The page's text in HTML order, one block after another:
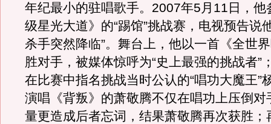
年纪最小的驻唱歌手。2007年5月11日，他
级星光大道》的“踢馆”挑战赛，电视预告说
杀手突然降临”。舞台上，他以一首《全世
胜对手，被媒体惊呼为“史上最强的挑战者”
在比赛中指名挑战当时公认的“唱功大魔王”
演唱《背叛》的萧敬腾不仅在唱功上压倒对
量更造成后者忘词，结果萧敬腾再次获胜；